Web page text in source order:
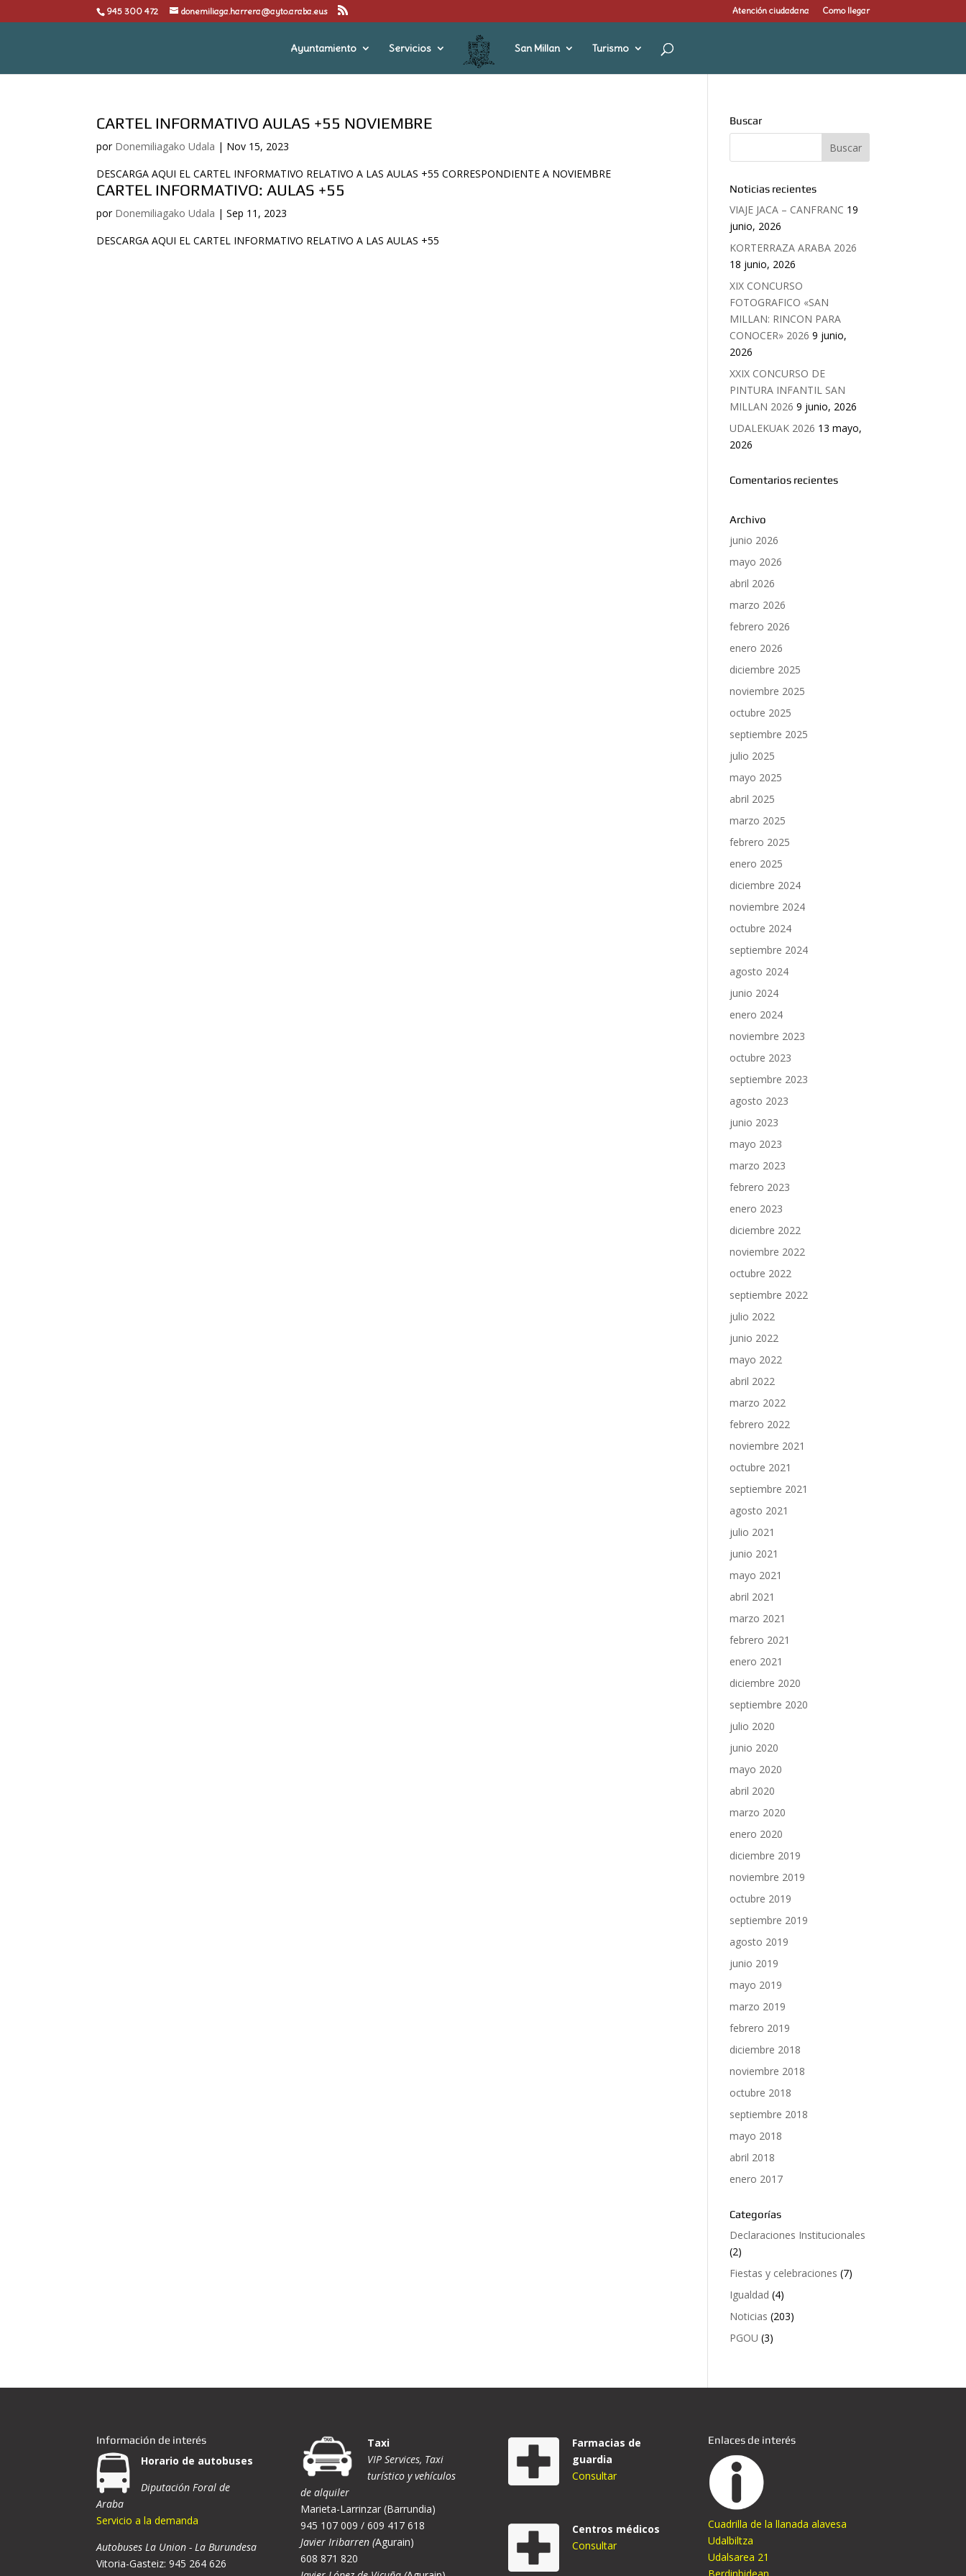
945 300 472 donemiliaga.harrera@ayto.araba.eus Atención ciudadana Como llegar
Ayuntamiento Servicios San Millan Turismo
CARTEL INFORMATIVO AULAS +55 NOVIEMBRE
por Donemiliagako Udala | Nov 15, 2023
DESCARGA AQUI EL CARTEL INFORMATIVO RELATIVO A LAS AULAS +55 CORRESPONDIENTE A NOVIEMBRE
CARTEL INFORMATIVO: AULAS +55
por Donemiliagako Udala |Sep 11, 2023
DESCARGA AQUI EL CARTEL INFORMATIVO RELATIVO A LAS AULAS +55
Buscar
Noticias recientes
VIAJE JACA – CANFRANC 19
junio, 2026
KORTERRAZA ARABA 2026
18 junio, 2026
XIX CONCURSO
FOTOGRAFICO «SAN
MILLAN: RINCON PARA
CONOCER» 2026 9 junio,
2026
XXIX CONCURSO DE
PINTURA INFANTIL SAN
MILLAN 2026 9 junio, 2026
UDALEKUAK 2026 13 mayo,
2026
Comentarios recientes
Archivo
junio 2026
mayo 2026
abril 2026
marzo 2026
febrero 2026
enero 2026
diciembre 2025
noviembre 2025
octubre 2025
septiembre 2025
julio 2025
mayo 2025
abril 2025
marzo 2025
febrero 2025
enero 2025
diciembre 2024
noviembre 2024
octubre 2024
septiembre 2024
agosto 2024
junio 2024
enero 2024
noviembre 2023
octubre 2023
septiembre 2023
agosto 2023
junio 2023
mayo 2023
marzo 2023
febrero 2023
enero 2023
diciembre 2022
noviembre 2022
octubre 2022
septiembre 2022
julio 2022
junio 2022
mayo 2022
abril 2022
marzo 2022
febrero 2022
noviembre 2021
octubre 2021
septiembre 2021
agosto 2021
julio 2021
junio 2021
mayo 2021
abril 2021
marzo 2021
febrero 2021
enero 2021
diciembre 2020
septiembre 2020
julio 2020
junio 2020
mayo 2020
abril 2020
marzo 2020
enero 2020
diciembre 2019
noviembre 2019
octubre 2019
septiembre 2019
agosto 2019
junio 2019
mayo 2019
marzo 2019
febrero 2019
diciembre 2018
noviembre 2018
octubre 2018
septiembre 2018
mayo 2018
abril 2018
enero 2017
Categorías
Declaraciones Institucionales
(2)
Fiestas y celebraciones (7)
Igualdad (4)
Noticias (203)
PGOU (3)
Información de interés
Horario de autobuses
Diputación Foral de
Araba
Servicio a la demanda
Autobuses La Union - La Burundesa
Vitoria-Gasteiz: 945 264 626
Taxi
VIP Services, Taxi
turístico y vehículos
de alquiler
Marieta-Larrinzar (Barrundia)
945 107 009 / 609 417 618
Javier Iribarren (Agurain)
608 871 820
Farmacias de
guardia
Consultar
Centros médicos
Consultar
Enlaces de interés
Cuadrilla de la llanada alavesa
Udalbiltza
Udalsarea 21
Berdinbidean